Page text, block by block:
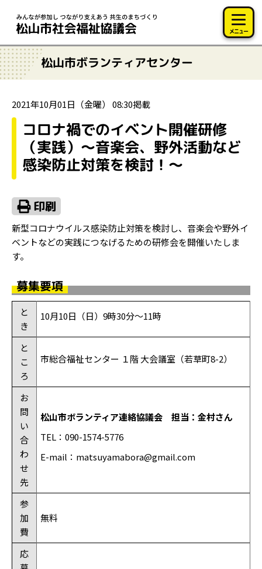
メニュー
松山市ボランティアセンター
2021年10月01日（金曜） 08:30掲載
コロナ禍でのイベント開催研修
（実践）～音楽会、野外活動など
感染防止対策を検討！～
新型コロナウイルス感染防止対策を検討し、音楽会や野外イ
ベントなどの実践につなげるための研修会を開催いたしま
す。
募集要項
と
き
10月10日（日）9時30分～11時
と
こ
ろ
市総合福祉センター １階 大会議室（若草町8-2）
お
問
い
合
わ
せ
先
松山市ボランティア連絡協議会 担当：金村さん
TEL：090-1574-5776
E-mail：matsuyamabora@gmail.com
参
加
費
無料
応